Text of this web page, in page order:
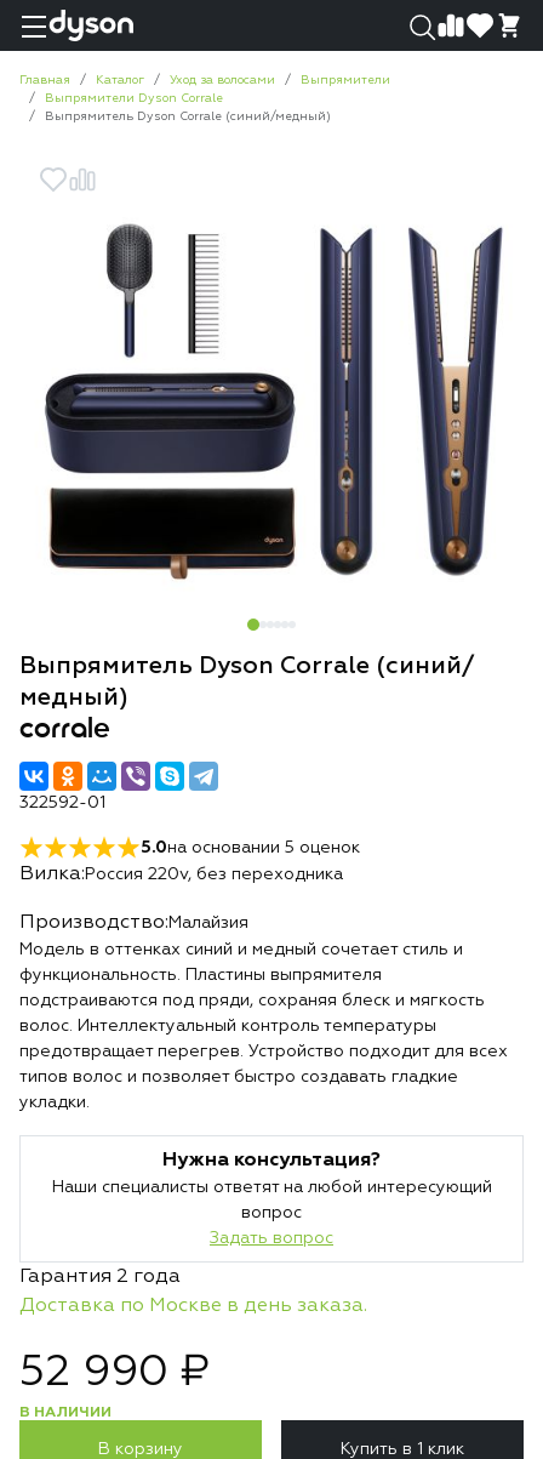
Главная Каталог Уход за волосами
Выпрямители
Выпрямители Dyson Corrale
Выпрямитель Dyson Corrale (синий/медный)
Выпрямитель Dyson Corrale (синий/
медный)
corrale
322592-01
5.0на основании 5 оценок
Вилка: Россия 220v, без переходника
Производство: Малайзия
Модель в оттенках синий и медный сочетает стиль и
функциональность. Пластины выпрямителя
подстраиваются под пряди, сохраняя блеск и мягкость
волос. Интеллектуальный контроль температуры
предотвращает перегрев. Устройство подходит для всех
типов волос и позволяет быстро создавать гладкие
укладки.
Нужна консультация?
Наши специалисты ответят на любой интересующий
вопрос
Задать вопрос
Гарантия 2 года
Доставка по Москве в день заказа.
52 990 ₽
В НАЛИЧИИ
В корзину Купить в 1 клик